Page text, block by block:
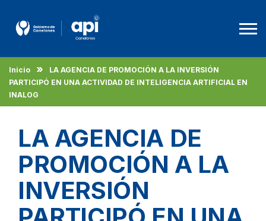
Agencia De Promoción A La Inversión
Beneficios
Descargas
Español
Inicio
LA AGENCIA DE PROMOCIÓN A LA INVERSIÓN
PARTICIPÓ EN UNA ACTIVIDAD DE INTELIGENCIA ARTIFICIAL EN
INALOG
LA AGENCIA DE
PROMOCIÓN A LA
INVERSIÓN